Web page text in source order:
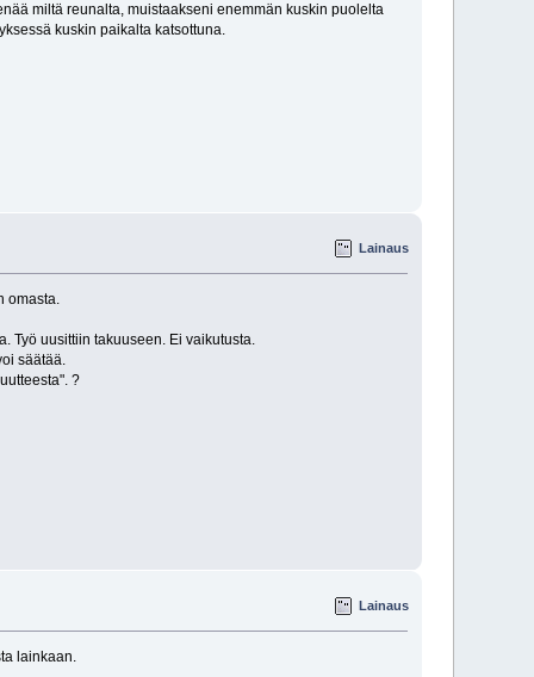
miltä reunalta, muistaakseni enemmän kuskin puolelta
kuskin paikalta katsottuna.
Lainaus
Työ uusittiin takuuseen. Ei vaikutusta.
säätää.
?
Lainaus
lainkaan.